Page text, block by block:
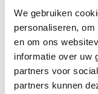
We gebruiken
personaliseren,
en om ons
informatie over uw
partners voor
partners kunnen
REVIEWS
Nog niet
0